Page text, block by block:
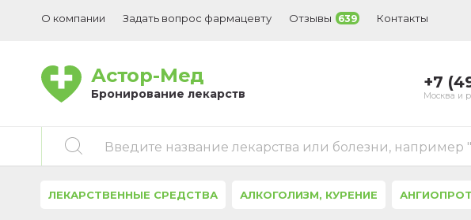
О компании Задать вопрос фармацевту Отзывы 639 Контакты
Астор-Мед
Бронирование лекарств
+7
Москва и
Введите название лекарства или болезни, например
ЛЕКАРСТВЕННЫЕ СРЕДСТВА АЛКОГОЛИЗМ, КУРЕНИЕ